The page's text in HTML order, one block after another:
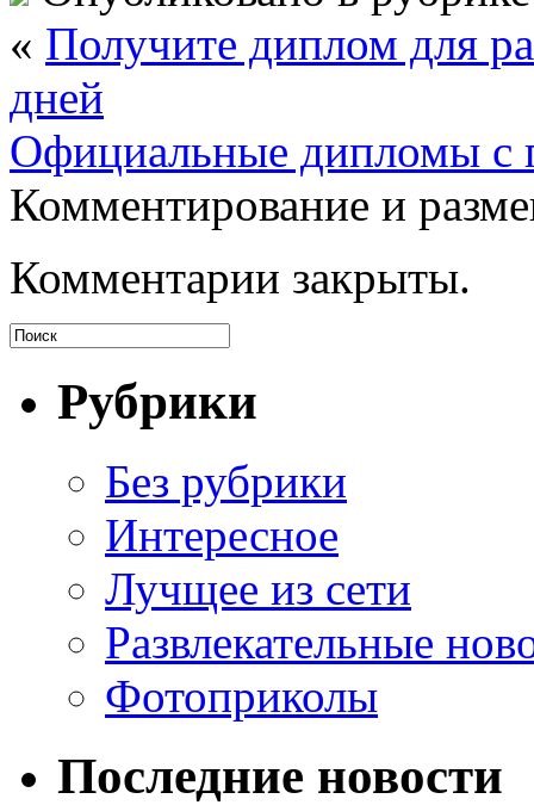
« Получите диплом для
дней
Официальные дипломы с
Комментирование и
Комментарии закрыты.
Рубрики
Без рубрики
Интересное
Лучщее из сети
Развлекательные
Фотоприколы
Последние новости